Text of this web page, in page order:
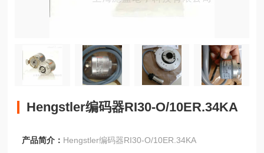
Hengstler编码器RI30-O/10ER.34KA
产品简介： Hengstler编码器RI30-O/10ER.34KA